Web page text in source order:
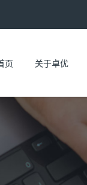
页 关于卓优